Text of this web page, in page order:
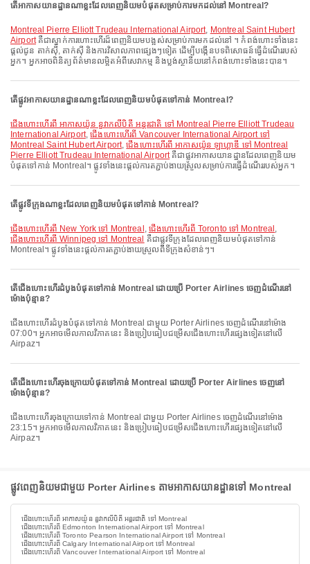
តើអាកាសយានដ្ឋានណាខ្លះដែលពេញនិយមបំផុតសម្រាប់ការមកដល់នៅ Montreal?
Montreal Pierre Elliott Trudeau International Airport, Montreal Saint Hubert
Airportគឺជាស្នាក់ការហោះហើរដ៏ពេញនិយមបង្អស់សម្រាប់ការមកដល់នៅ ។ កំពង់ហោះទាំងនេះ
ផ្តល់ជូន តាក់ស៊ី, តាក់ស៊ី និងការវិសាលភាពផ្សេងៗទៀត ដើម្បីបង្កើនបទពិសោធន៍ធ្វើដំណើររបស់
អ្នក។ អ្នកអាចពិនិត្យព័ត៌មានលម្អិតអំពីសេវាកម្ម និងប្លង់ស្ថានីយនៅកំពង់ហោះទាំងនេះបាន។
តើផ្លូវអាកាសយានដ្ឋានណាខ្លះដែលពេញនិយមបំផុតទៅកាន់ Montreal?
ជើងហោះហើរពី អាកាសយ៉ូន នួវាកលីបិតី អន្តរជាតិ ទៅ Montreal Pierre Elliott Trudeau
International Airport,ជើងហោះហើរពី Vancouver International Airport ទៅ
Montreal Saint Hubert Airport,ជើងហោះហើរពី អាកាសយ៉ូន ឡាហ្គាឌី ទៅ Montreal
Pierre Elliott Trudeau International Airportគឺជាផ្លូវអាកាសយានដ្ឋានដែលពេញនិយម
បំផុតទៅកាន់ Montreal។ ផ្លូវទាំងនេះផ្តល់ការតភ្ជាប់ងាយស្រួលសម្រាប់ការធ្វើដំណើររបស់អ្នក។
តើផ្លូវទីក្រុងណាខ្លះដែលពេញនិយមបំផុតទៅកាន់ Montreal?
ជើងហោះហើរពី New York ទៅ Montreal , ជើងហោះហើរពី Toronto ទៅ Montreal ,
ជើងហោះហើរពី Winnipeg ទៅ Montreal គឺជាផ្លូវទីក្រុងដែលពេញនិយមបំផុតទៅកាន់
Montreal។ ផ្លូវទាំងនេះផ្តល់ការតភ្ជាប់ងាយស្រួលពីទីក្រុងសំខាន់ៗ។
តើជើងហោះហើរដំបូងបំផុតទៅកាន់ Montreal ដោយប្រើ Porter Airlines ចេញដំណើរនៅ
ម៉ោងប៉ុន្មាន?
ជើងហោះហើរដំបូងបំផុតទៅកាន់ Montreal ជាមួយ Porter Airlines ចេញដំណើរនៅម៉ោង
07:00។ អ្នកអាចមើលកាលវិភាគនេះ និងប្រៀបធៀបជម្រើសជើងហោះហើរផ្សេងទៀតនៅលើ
Airpaz។
តើជើងហោះហើរចុងក្រោយបំផុតទៅកាន់ Montreal ដោយប្រើ Porter Airlines ចេញនៅ
ម៉ោងប៉ុន្មាន?
ជើងហោះហើរចុងក្រោយទៅកាន់ Montreal ជាមួយ Porter Airlines ចេញដំណើរនៅម៉ោង
23:15។ អ្នកអាចមើលកាលវិភាគនេះ និងប្រៀបធៀបជម្រើសជើងហោះហើរផ្សេងទៀតនៅលើ
Airpaz។
ផ្លូវពេញនិយមជាមួយ Porter Airlines តាមអាកាសយានដ្ឋានទៅ Montreal
ជើងហោះហើរពី អាកាសយ៉ូន នួវាកលីបិតី អន្តរជាតិ ទៅ Montreal
ជើងហោះហើរពី Edmonton International Airport ទៅ Montreal
ជើងហោះហើរពី Toronto Pearson International Airport ទៅ Montreal
ជើងហោះហើរពី Calgary International Airport ទៅ Montreal
ជើងហោះហើរពី Vancouver International Airport ទៅ Montreal